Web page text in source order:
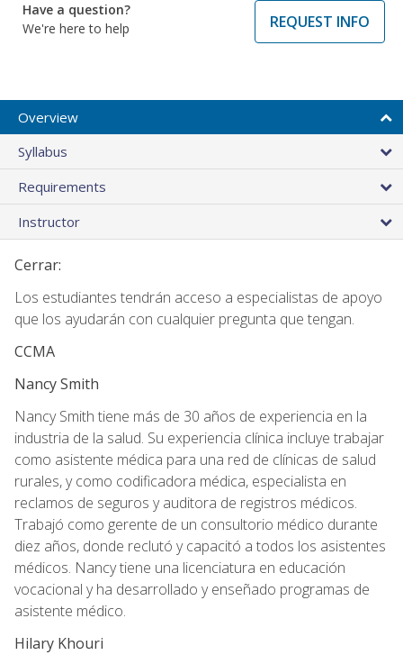
Have a question?
We're here to help
REQUEST INFO
Overview
Syllabus
Requirements
Instructor
Cerrar:
Los estudiantes tendrán acceso a especialistas de apoyo
que los ayudarán con cualquier pregunta que tengan.
CCMA
Nancy Smith
Nancy Smith tiene más de 30 años de experiencia en la
industria de la salud. Su experiencia clínica incluye trabajar
como asistente médica para una red de clínicas de salud
rurales, y como codificadora médica, especialista en
reclamos de seguros y auditora de registros médicos.
Trabajó como gerente de un consultorio médico durante
diez años, donde reclutó y capacitó a todos los asistentes
médicos. Nancy tiene una licenciatura en educación
vocacional y ha desarrollado y enseñado programas de
asistente médico.
Hilary Khouri